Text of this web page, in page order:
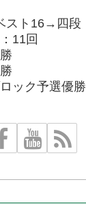
スト16→四段
11回
ック予選優勝